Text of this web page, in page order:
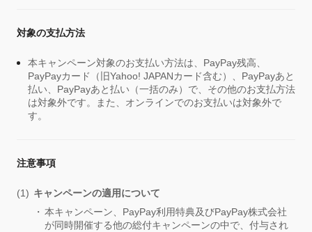
対象の支払方法
本キャンペーン対象のお支払い方法は、PayPay残高、
PayPayカード（旧Yahoo! JAPANカード含む）、PayPayあと
払い、PayPayあと払い（一括のみ）で、その他のお支払方法
は対象外です。また、オンラインでのお支払いは対象外で
す。
注意事項
キャンペーンの適用について
本キャンペーン、PayPay利用特典及びPayPay株式会社
が同時開催する他の総付キャンペーンの中で、付与され